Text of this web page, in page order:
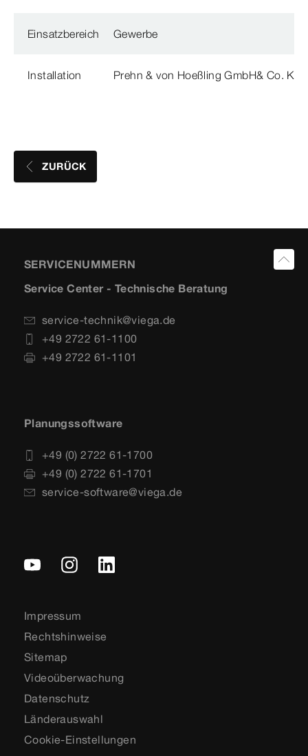
Einsatzbereich Gewerbe
Installation Prehn & von Hoeßling GmbH& Co.
ZURÜCK
SERVICENUMMERN
Service Center - Technische Beratung
service-technik@viega.de
+49 2722 61-1100
+49 2722 61-1101
Planungssoftware
+49 (0) 2722 61-1700
+49 (0) 2722 61-1701
service-software@viega.de
Impressum
Rechtshinweise
Sitemap
Videoüberwachung
Datenschutz
Länderauswahl
Cookie-Einstellungen